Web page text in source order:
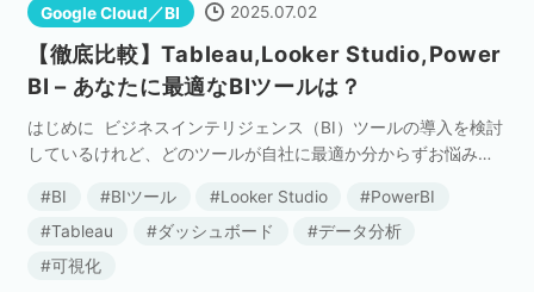
Google Cloud／BI 2025.07.02
【徹底比較】Tableau,Looker Studio,Power
BI – あなたに最適なBIツールは？
はじめに ビジネスインテリジェンス（BI）ツールの導入を検討
しているけれど、どのツールが自社に最適か分からずお悩みで
注目を集める「Tableau」「Looker […]
BI BIツール Looker Studio
PowerBI
Tableau
ダッシュボード
データ分析
可視化